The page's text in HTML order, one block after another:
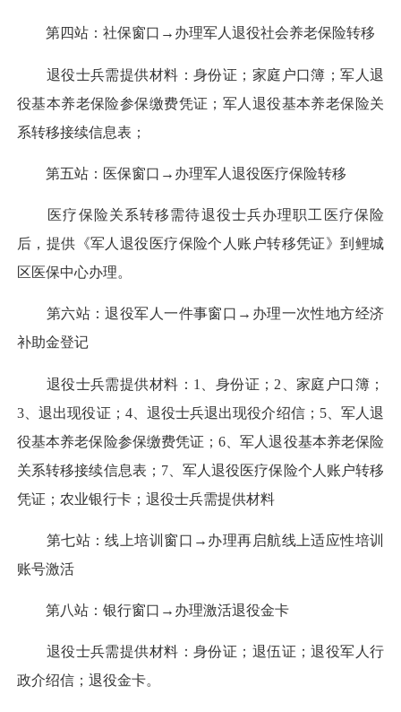
第四站：社保窗口→办理军人退役社会养老保险转移
退役士兵需提供材料：身份证；家庭户口簿；军人退
役基本养老保险参保缴费凭证；军人退役基本养老保险关
系转移接续信息表；
第五站：医保窗口→办理军人退役医疗保险转移
医疗保险关系转移需待退役士兵办理职工医疗保险
后，提供《军人退役医疗保险个人账户转移凭证》到鲤城
区医保中心办理。
第六站：退役军人一件事窗口→办理一次性地方经济
补助金登记
退役士兵需提供材料：1、身份证；2、家庭户口簿；
3、退出现役证；4、退役士兵退出现役介绍信；5、军人退
役基本养老保险参保缴费凭证；6、军人退役基本养老保险
关系转移接续信息表；7、军人退役医疗保险个人账户转移
凭证；农业银行卡；退役士兵需提供材料
第七站：线上培训窗口→办理再启航线上适应性培训
账号激活
第八站：银行窗口→办理激活退役金卡
退役士兵需提供材料：身份证；退伍证；退役军人行
政介绍信；退役金卡。